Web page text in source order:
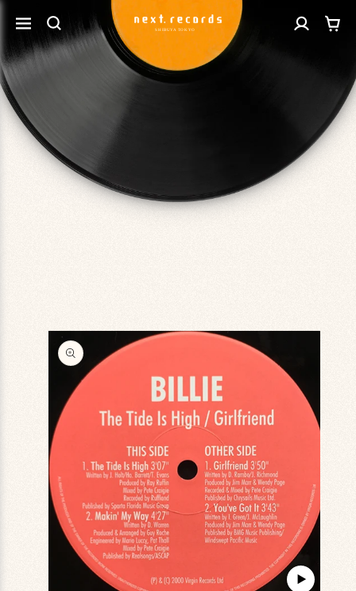
ンツに
進む
グ
イ
ー
商品情
報にス
キップ
▶︎